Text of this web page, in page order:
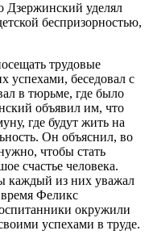
Дзержинский уделял
беспризорностью,
трудовые
успехами, беседовал с
в тюрьме, где было
объявил им, что
где будут жить на
Он объяснил, во
чтобы стать
счастье человека.
каждый из них уважал
время Феликс
окружили
успехами в труде.